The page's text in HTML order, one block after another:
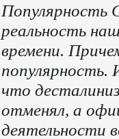
Популярность
реальность
времени.
что
отменял, а
деятельности